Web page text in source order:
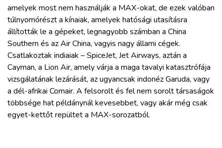
amelyek most nem használják a MAX-okat, de ezek valóban
túlnyomórészt a kínaiak, amelyek hatósági utasításra
állították le a gépeket, legnagyobb számban a China
Southern és az Air China, vagyis nagy állami cégek.
Csatlakoztak indiaiak – SpiceJet, Jet Airways, aztán a
Cayman, a Lion Air, amely várja a maga tavalyi katasztrófája
vizsgálatának lezárását, az ugyancsak indonéz Garuda, vagy
a dél-afrikai Comair. A felsorolt és fel nem sorolt társaságok
többsége hat példánynál kevesebbet, vagy akár még csak
egyet-kettőt repültet a MAX-sorozatból.